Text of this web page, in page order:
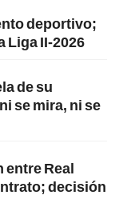
deportivo;
Liga II-2026
de su
se mira, ni se
entre Real
decisión